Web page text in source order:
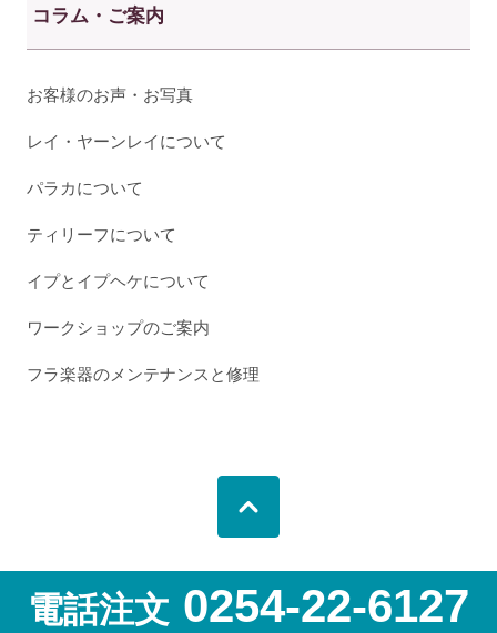
コラム・ご案内
お客様のお声・お写真
レイ・ヤーンレイについて
パラカについて
ティリーフについて
イプとイプヘケについて
ワークショップのご案内
フラ楽器のメンテナンスと修理
電話注文 0254-22-6127